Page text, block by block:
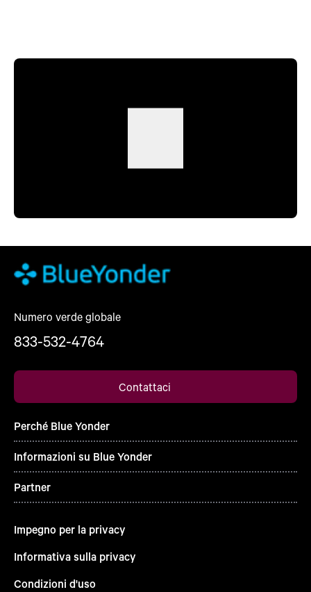
Numero verde globale
833-532-4764
Contattaci
Perché Blue Yonder
Informazioni su Blue Yonder
Partner
Impegno per la privacy
Informativa sulla privacy
Condizioni d'uso